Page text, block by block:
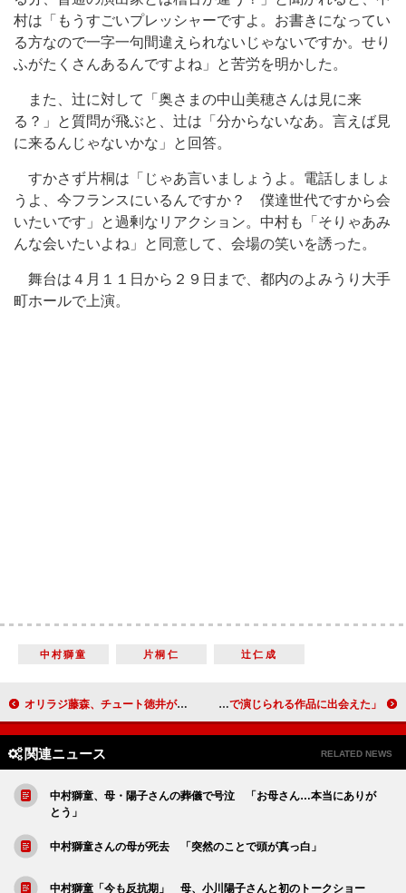
村は「もうすごいプレッシャーですよ。お書きになってい
る方なので一字一句間違えられないじゃないですか。せり
ふがたくさんあるんですよね」と苦労を明かした。
また、辻に対して「奥さまの中山美穂さんは見に来
る？」と質問が飛ぶと、辻は「分からないなあ。言えば見
に来るんじゃないかな」と回答。
すかさず片桐は「じゃあ言いましょうよ。電話しましょ
うよ、今フランスにいるんですか？ 僕達世代ですから会
いたいです」と過剰なリアクション。中村も「そりゃあみ
んな会いたいよね」と同意して、会場の笑いを誘った。
舞台は４月１１日から２９日まで、都内のよみうり大手
町ホールで上演。
中村獅童 片桐仁 辻仁成
オリラジ藤森、チュート徳井が恋のライバルに 徳井「俺もみな実ちゃんを狙おうかな」 高橋克典、“静かな役”に大喜び 「心で演じられる作品に出会えた」
関連ニュース RELATED NEWS
中村獅童、母・陽子さんの葬儀で号泣 「お母さん…本当にありが
とう」
中村獅童さんの母が死去 「突然のことで頭が真っ白」
中村獅童「今も反抗期」 母、小川陽子さんと初のトークショー